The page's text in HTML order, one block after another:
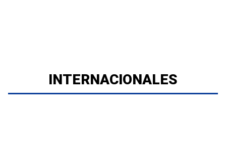
INTERNACIONALES